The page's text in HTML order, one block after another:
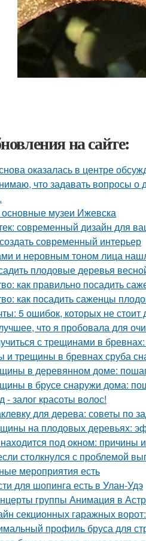
на сайте:
оказалась в центре
что задавать вопросы о
музеи Ижевска
современный дизайн для
современный интерьер
и неровным тоном лица
плодовые деревья
как правильно посадить
как посадить саженцы
5 ошибок, которых не стоит
что я пробовала для
с трещинами в
и трещины в бревнах сруба
в деревянном доме:
в брусе снаружи дома:
залог красоты волос!
для дерева: советы по
на плодовых деревьях:
под окном: причины
столкнулся с проблемой
мероприятия есть
для шопинга есть в Улан-Удэ
группы Анимация в
секционных гаражных
профиль бруса для